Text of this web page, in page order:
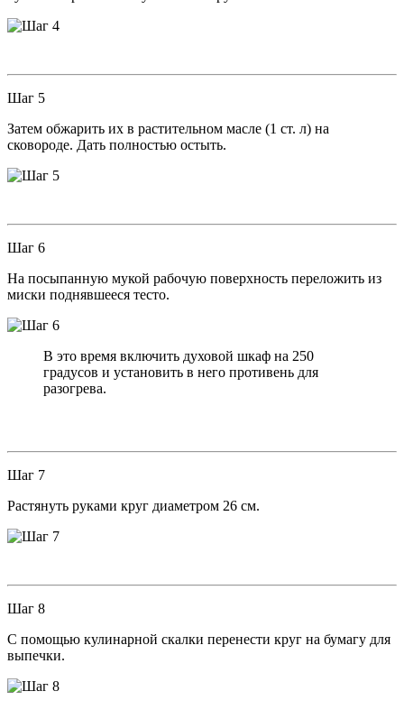
Шаг 5
Затем обжарить их в растительном масле (1 ст. л) на
сковороде. Дать полностью остыть.
Шаг 6
На посыпанную мукой рабочую поверхность переложить из
миски поднявшееся тесто.
В это время включить духовой шкаф на 250
градусов и установить в него противень для
разогрева.
Шаг 7
Растянуть руками круг диаметром 26 см.
Шаг 8
С помощью кулинарной скалки перенести круг на бумагу для
выпечки.